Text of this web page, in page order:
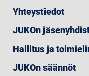
Yhteystiedot
JUKOn
Hallitus ja
JUKOn säännöt